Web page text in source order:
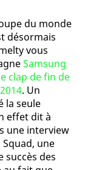
du monde
désormais
vous
Samsung
clap de fin de
. Un
la seule
effet dit à
une interview
une
succès des